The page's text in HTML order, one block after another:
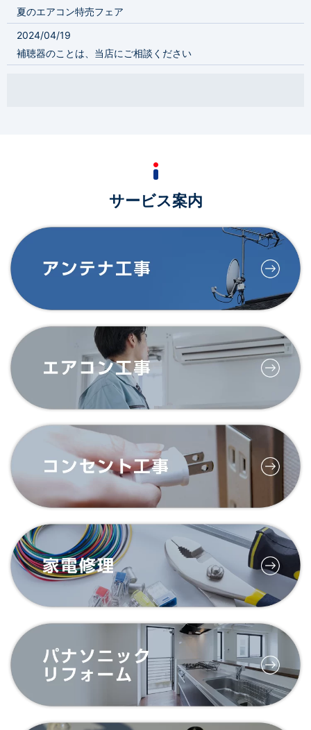
夏のエアコン特売フェア
2024/04/19
補聴器のことは、当店にご相談ください
ライズ・ヤガワのホームページを新しくオープンしました。
サービス案内